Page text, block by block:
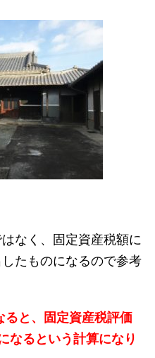
なく、固定資産税額に
たものになるので参考
と、固定資産税評価
なるという計算になり